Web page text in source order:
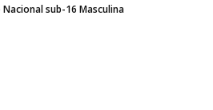
sub-16 Masculina